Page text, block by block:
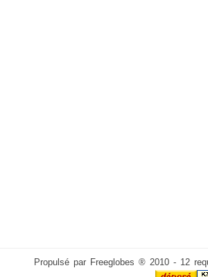
Propulsé par Freeglobes ® 2010 - 12